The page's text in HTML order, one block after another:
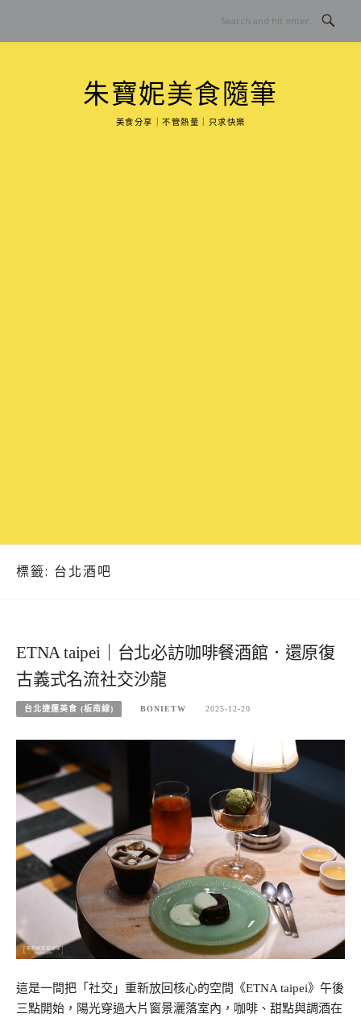
content
朱寶妮美食隨筆
美食分享｜不管熱量｜只求快樂
標籤: 台北酒吧
ETNA taipei｜台北必訪咖啡餐酒館．還原復
古義式名流社交沙龍
台北捷運美食 (板南線) BONIETW 2025-12-20
這是一間把「社交」重新放回核心的空間《ETNA taipei》午後
三點開始，陽光穿過大片窗景灑落室內，咖啡、甜點與調酒在